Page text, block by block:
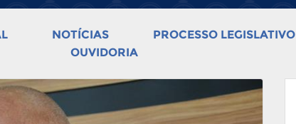
NOTÍCIAS PROCESSO LEGISLATIVO
OUVIDORIA